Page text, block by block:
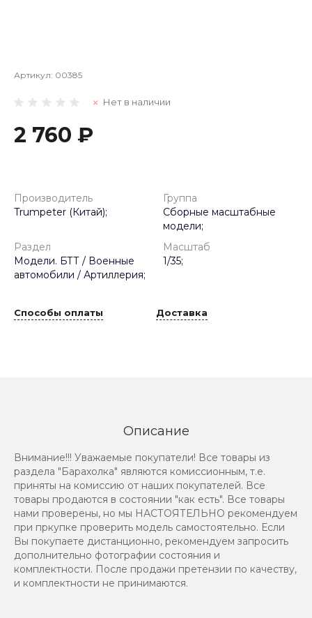
Артикул: 00385
Нет в наличии
2 760 ₽
Производитель
Trumpeter (Китай);
Группа
Сборные масштабные
модели;
Раздел
Модели. БТТ / Военные
автомобили / Артиллерия;
Масштаб
1/35;
Способы оплаты Доставка
Описание
Внимание!!! Уважаемые покупатели! Все товары из
раздела "Барахолка" являются комиссионным, т.е.
приняты на комиссию от наших покупателей. Все
товары продаются в состоянии "как есть". Все товары
нами проверены, но мы НАСТОЯТЕЛЬНО рекомендуем
при пркупке проверить модель самостоятельно. Если
Вы покупаете дистанционно, рекомендуем запросить
дополнительно фотографии состояния и
комплектности. После продажи претензии по качеству,
и комплектности не принимаются.